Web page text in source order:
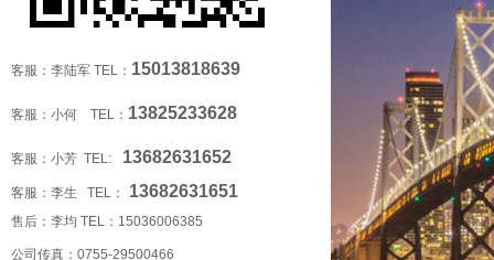
客服：李陆军 TEL： 15013818639
客服：小何 TEL： 13825233628
客服：小芳 TEL: 13682631652
客服：李生 TEL： 13682631651
售后：李均 TEL： 15036006385
公司传真：0755-29500466